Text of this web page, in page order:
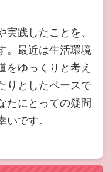
践したことを、
。最近は生活環境
をゆっくりと考え
りとしたペースで
たにとっての疑問
いです。